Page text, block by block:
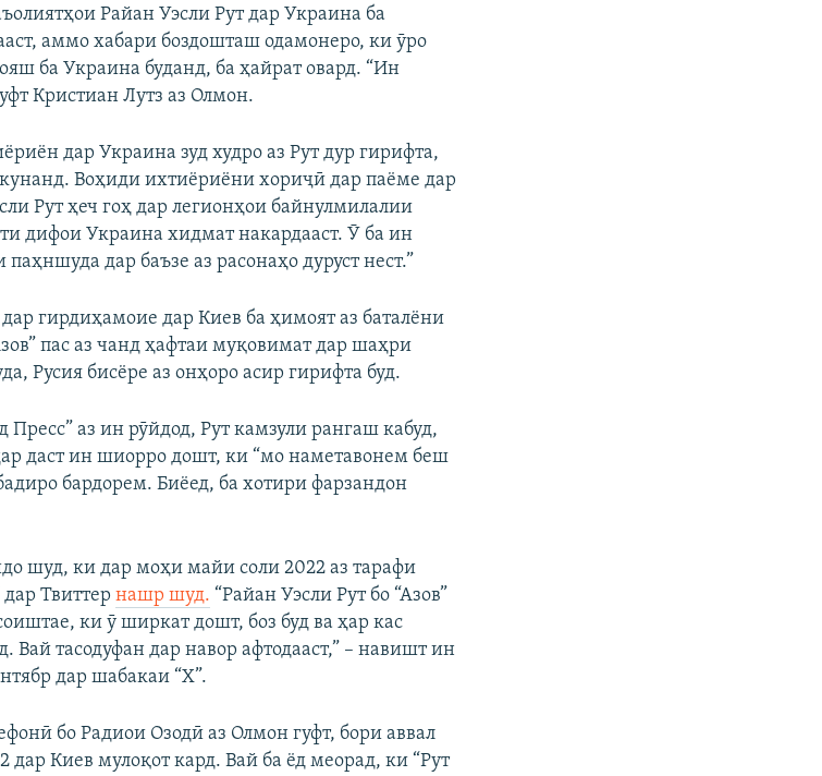
Райан Уэсли Рут дар Украина ба
аммо хабари боздошташ одамонеро, ки ӯро
ба Украина буданд, ба ҳайрат овард. “Ин
Кристиан Лутз аз Олмон.
дар Украина зуд худро аз Рут дур гирифта,
Воҳиди ихтиёриёни хориҷӣ дар паёме дар
Рут ҳеч гоҳ дар легионҳои байнулмилалии
дифои Украина хидмат накардааст. Ӯ ба ин
дар баъзе аз расонаҳо дуруст нест.”
гирдиҳамоие дар Киев ба ҳимоят аз баталёни
пас аз чанд ҳафтаи муқовимат дар шаҳри
Русия бисёре аз онҳоро асир гирифта буд.
Пресс” аз ин рӯйдод, Рут камзули рангаш кабуд,
даст ин шиорро дошт, ки “мо наметавонем беш
бардорем. Биёед, ба хотири фарзандон
шуд, ки дар моҳи майи соли 2022 аз тарафи
дар Твиттернашр шуд. “Райан Уэсли Рут бо “Азов”
ки ӯ ширкат дошт, боз буд ва ҳар кас
Вай тасодуфан дар навор афтодааст,” – навишт ин
дар шабакаи “X”.
бо Радиои Озодӣ аз Олмон гуфт, бори аввал
Киев мулоқот кард. Вай ба ёд меорад, ки “Рут